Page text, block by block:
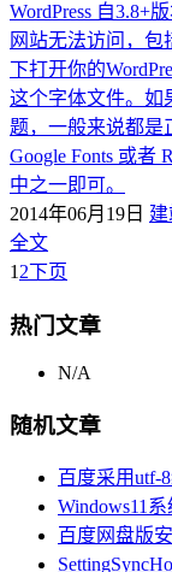
WordPress 自3.8+
网站无法访问，包
下打开你的
这个字体文件。如
题，一般来说都是
Google Fonts 或者
中之一即可。
2014年06月19日
全文
12下页
热门文章
N/A
随机文章
百度采用utf-
Windows11
百度网盘版